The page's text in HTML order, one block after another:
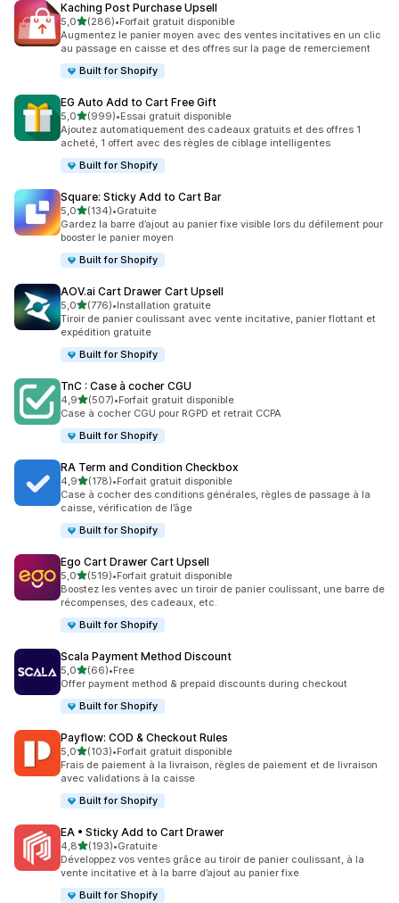
Kaching Post Purchase Upsell
5,0étoile(s) sur 5
(286)
286 avis au total
•Forfait gratuit disponible
Augmentez le panier moyen avec des ventes incitatives en un clic
au passage en caisse et des offres sur la page de remerciement
Built for Shopify
EG Auto Add to Cart Free Gift
5,0étoile(s) sur 5
(999)
999 avis au total
•Essai gratuit disponible
Ajoutez automatiquement des cadeaux gratuits et des offres 1
acheté, 1 offert avec des règles de ciblage intelligentes
Built for Shopify
Square: Sticky Add to Cart Bar
5,0étoile(s) sur 5
(134)
134 avis au total
•Gratuite
Gardez la barre d’ajout au panier fixe visible lors du défilement pour
booster le panier moyen
Built for Shopify
AOV.ai Cart Drawer Cart Upsell
5,0étoile(s) sur 5
(776)
776 avis au total
•Installation gratuite
Tiroir de panier coulissant avec vente incitative, panier flottant et
expédition gratuite
Built for Shopify
TnC : Case à cocher CGU
4,9étoile(s) sur 5
(507)
507 avis au total
•Forfait gratuit disponible
Case à cocher CGU pour RGPD et retrait CCPA
Built for Shopify
RA Term and Condition Checkbox
4,9étoile(s) sur 5
(178)
178 avis au total
•Forfait gratuit disponible
Case à cocher des conditions générales, règles de passage à la
caisse, vérification de l’âge
Built for Shopify
Ego Cart Drawer Cart Upsell
5,0étoile(s) sur 5
(519)
519 avis au total
•Forfait gratuit disponible
Boostez les ventes avec un tiroir de panier coulissant, une barre de
récompenses, des cadeaux, etc.
Built for Shopify
Scala Payment Method Discount
5,0étoile(s) sur 5
(66)
66 avis au total
•Free
Offer payment method & prepaid discounts during checkout
Built for Shopify
Payflow: COD & Checkout Rules
5,0étoile(s) sur 5
(103)
103 avis au total
•Forfait gratuit disponible
Frais de paiement à la livraison, règles de paiement et de livraison
avec validations à la caisse
Built for Shopify
EA • Sticky Add to Cart Drawer
4,8étoile(s) sur 5
(193)
193 avis au total
•Gratuite
Développez vos ventes grâce au tiroir de panier coulissant, à la
vente incitative et à la barre d’ajout au panier fixe
Built for Shopify